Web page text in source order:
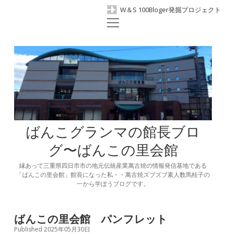
W＆S 100Bloger発掘プロジェクト
ホーム
プロフィール
BANKO300th
ばんこの里会館
facebook
open
ばんこグランマの館長ブロ
グ〜ばんこの里会館
縁あって三重県四日市市の地元伝統産業萬古焼の情報発信基地である
「ばんこの里会館」館長になった私・・萬古焼ズブズブ素人数馬桂子の
一から学ぼうブログです。
ばんこの里会館 パンフレット
Published 2025年05月30日